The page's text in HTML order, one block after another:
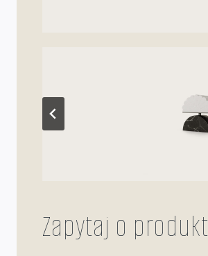
Zapytaj o produkt